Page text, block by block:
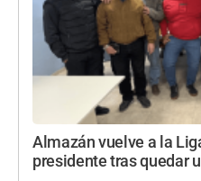
Almazán vuelve a la
presidente tras quedar